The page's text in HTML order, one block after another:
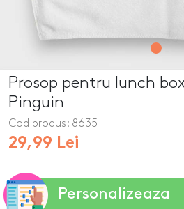
Prosop pentru lunch
Pinguin
Cod produs: 8635
29,99 Lei
Personalizeaza